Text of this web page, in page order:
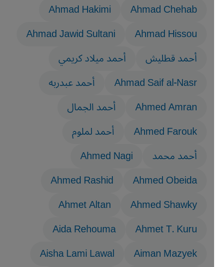
Ahmad Chehab
Ahmad Hakimi
Ahmad Hissou
Ahmad Jawid Sultani
أحمد قطليش
أحمد ميلاد كريمي
Ahmad Saif al-Nasr
أحمد عبدربه
Ahmed Amran
أحمد الجمال
Ahmed Farouk
أحمد لملوم
أحمد محمد
Ahmed Nagi
Ahmed Obeida
Ahmed Rashid
Ahmed Shawky
Ahmet Altan
Ahmet T. Kuru
Aida Rehouma
Aiman Mazyek
Aisha Lami Lawal